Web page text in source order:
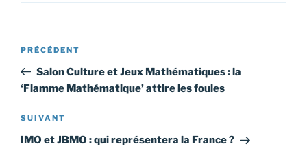
Navigation
l’article
Article
précédent
PRÉCÉDENT
Salon Culture et Jeux Mathématiques : la
‘Flamme Mathématique’ attire les foules
Article
suivant
SUIVANT
IMO et JBMO : qui représentera la France ?